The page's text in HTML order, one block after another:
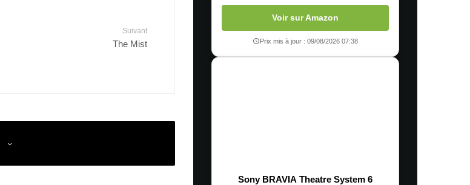
Suivant
The Mist
Voir sur Amazon
Prix mis à jour : 09/08/2026 07:38
Sony BRAVIA Theatre System 6